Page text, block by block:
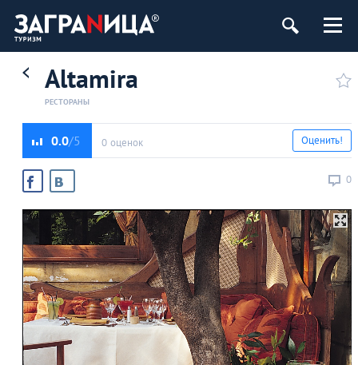
Altamira
РЕСТОРАНЫ
0.0 0 оценок
0
Оценить!